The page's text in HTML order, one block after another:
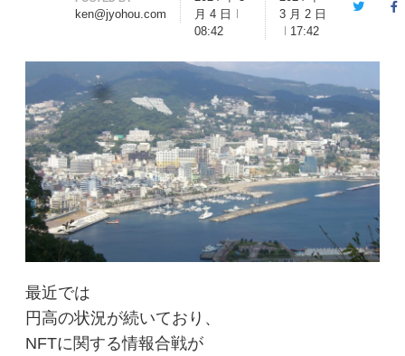
ken@jyohou.com
月 4 日
08:42
3 月 2 日
17:42
Twitter
最近では
円高の状況が続いており、
NFTに関する情報合戦が